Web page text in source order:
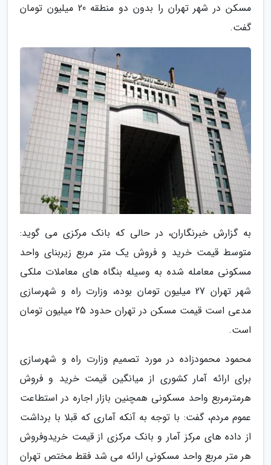
مسکن در شهر تهران را بدون دو منطقه 20 میلیون تومان
گفت.
به گزارش خبرنگاران، در حالی که بانک مرکزی می گوید:
متوسط قیمت خرید و فروش یک متر مربع زیربنای واحد
مسکونی معامله شده به وسیله بنگاه های معاملات ملکی
شهر تهران 27 میلیون تومان بوده، وزارت راه و شهرسازی
مدعی است قیمت مسکن در تهران حدود 25 میلیون تومان
است.
محمود محمودزاده در مورد تصمیم وزارت راه و شهرسازی
برای ارائه آمار کشوری از میانگین قیمت خرید و فروش
هرمترمربع واحد مسکونی همچنین بازار اجاره در استطاعت
عموم مردم، گفت: با توجه به آنکه آماری که قبلا با برداشت
از داده های مرکز آمار و بانک مرکزی از قیمت خریدوفروش
هر متر مربع واحد مسکونی ارائه می شد فقط مختص تهران